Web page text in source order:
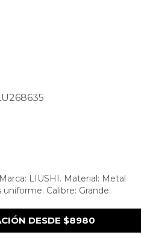
LIUSHI. Material: Metal
uniforme. Calibre: Grande
DESDE $8980